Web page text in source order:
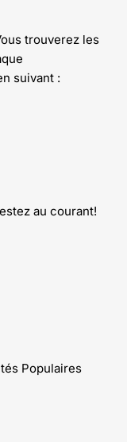
trouverez les
suivant :
au courant!
Populaires